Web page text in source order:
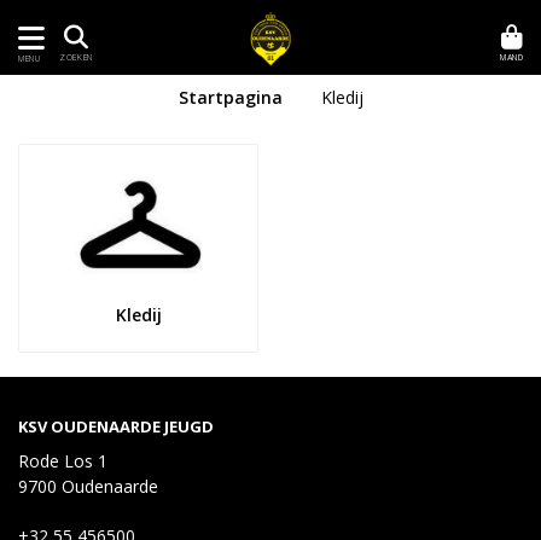
MENU ZOEKEN MAND
Startpagina Kledij
Kledij
KSV OUDENAARDE JEUGD
Rode Los 1
9700 Oudenaarde